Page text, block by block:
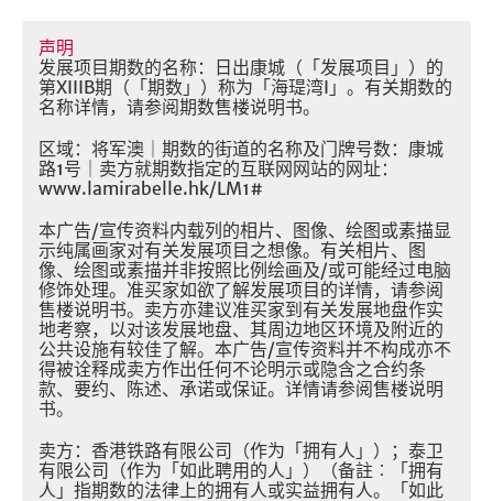
声明
发展项目期数的名称：日出康城（「发展项目」）的
第XIIIB期（「期数」）称为「海瑅湾I」。有关期数的
名称详情，请参阅期数售楼说明书。
区域：将军澳｜期数的街道的名称及门牌号数：康城
路1号｜卖方就期数指定的互联网网站的网址：
www.lamirabelle.hk/LM1#
本广告/宣传资料内载列的相片、图像、绘图或素描显
示纯属画家对有关发展项目之想像。有关相片、图
像、绘图或素描并非按照比例绘画及/或可能经过电脑
修饰处理。准买家如欲了解发展项目的详情，请参阅
售楼说明书。卖方亦建议准买家到有关发展地盘作实
地考察，以对该发展地盘、其周边地区环境及附近的
公共设施有较佳了解。本广告/宣传资料并不构成亦不
得被诠释成卖方作出任何不论明示或隐含之合约条
款、要约、陈述、承诺或保证。详情请参阅售楼说明
书。
卖方：香港铁路有限公司（作为「拥有人」）；泰卫
有限公司（作为「如此聘用的人」）（备註︰「拥有
人」指期数的法律上的拥有人或实益拥有人。「如此